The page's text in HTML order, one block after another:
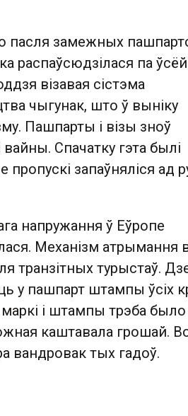
пасля замежных
распаўсюдзілася па ўсёй
візавая сістэма
чыгунак, што ў выніку
Пашпарты і візы зноў
Спачатку гэта былі
запаўняліся ад
напружання ў Еўропе
Механізм атрымання
транзітных турыстаў.
у пашпарт штампы ўсіх
маркі і штампы трэба было
каштавала грошай.
вандровак тых гадоў.